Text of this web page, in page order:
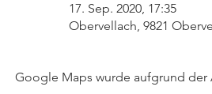
17. Sep. 2020, 17:35
Obervellach, 9821
Google Maps wurde aufgrund